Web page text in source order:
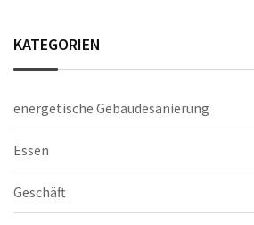
KATEGORIEN
energetische Gebäudesanierung
Essen
Geschäft